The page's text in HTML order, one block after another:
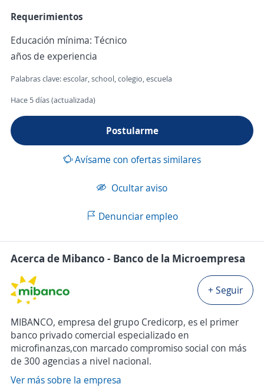
Requerimientos
Educación mínima: Técnico
años de experiencia
Palabras clave: escolar, school, colegio, escuela
Hace 5 días (actualizada)
Postularme
Avísame con ofertas similares
Ocultar aviso
Denunciar empleo
Acerca de Mibanco - Banco de la Microempresa
+ Seguir
MIBANCO, empresa del grupo Credicorp, es el primer
banco privado comercial especializado en
microfinanzas,con marcado compromiso social con más
de 300 agencias a nivel nacional.
Ver más sobre la empresa